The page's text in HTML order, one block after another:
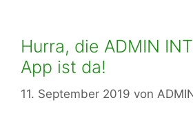
Hurra, die ADMIN
App ist da!
11. September 2019 von